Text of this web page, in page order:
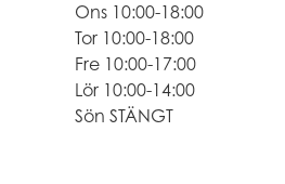
Ons 10:00-18:00
Tor 10:00-18:00
Fre 10:00-17:00
Lör 10:00-14:00
Sön STÄNGT